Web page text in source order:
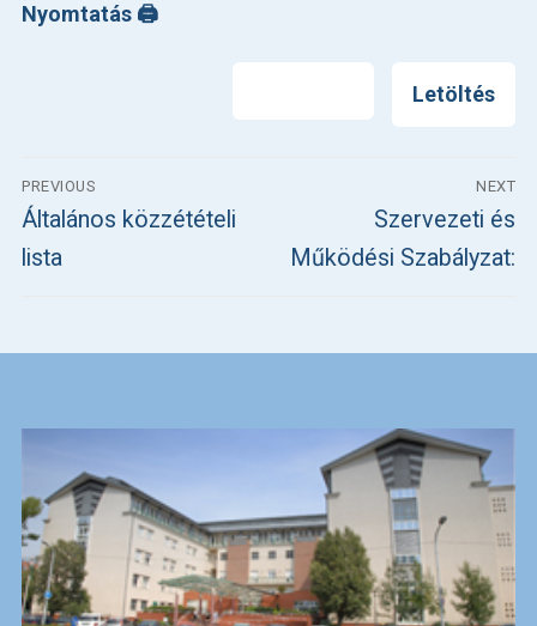
Nyomtatás 🖨
Letöltés
Bejegyzés
navigáció
PREVIOUS
Previous
post:
Általános közzétételi
lista
NEXT
Next
post:
Szervezeti és
Működési Szabályzat: